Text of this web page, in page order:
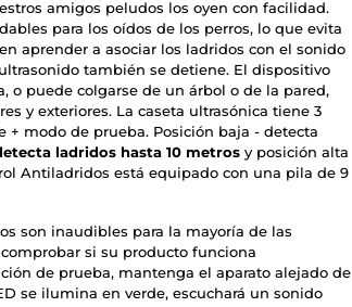
amigos peludos los oyen con facilidad.
para los oídos de los perros, lo que evita
aprender a asociar los ladridos con el sonido
también se detiene. El dispositivo
o puede colgarse de un árbol o de la pared,
y exteriores. La caseta ultrasónica tiene 3
modo de prueba. Posición baja - detecta
ladridos hasta 10 metros y posición alta
Antiladridos está equipado con una pila de 9
son inaudibles para la mayoría de las
si su producto funciona
de prueba, mantenga el aparato alejado de
se ilumina en verde, escuchará un sonido